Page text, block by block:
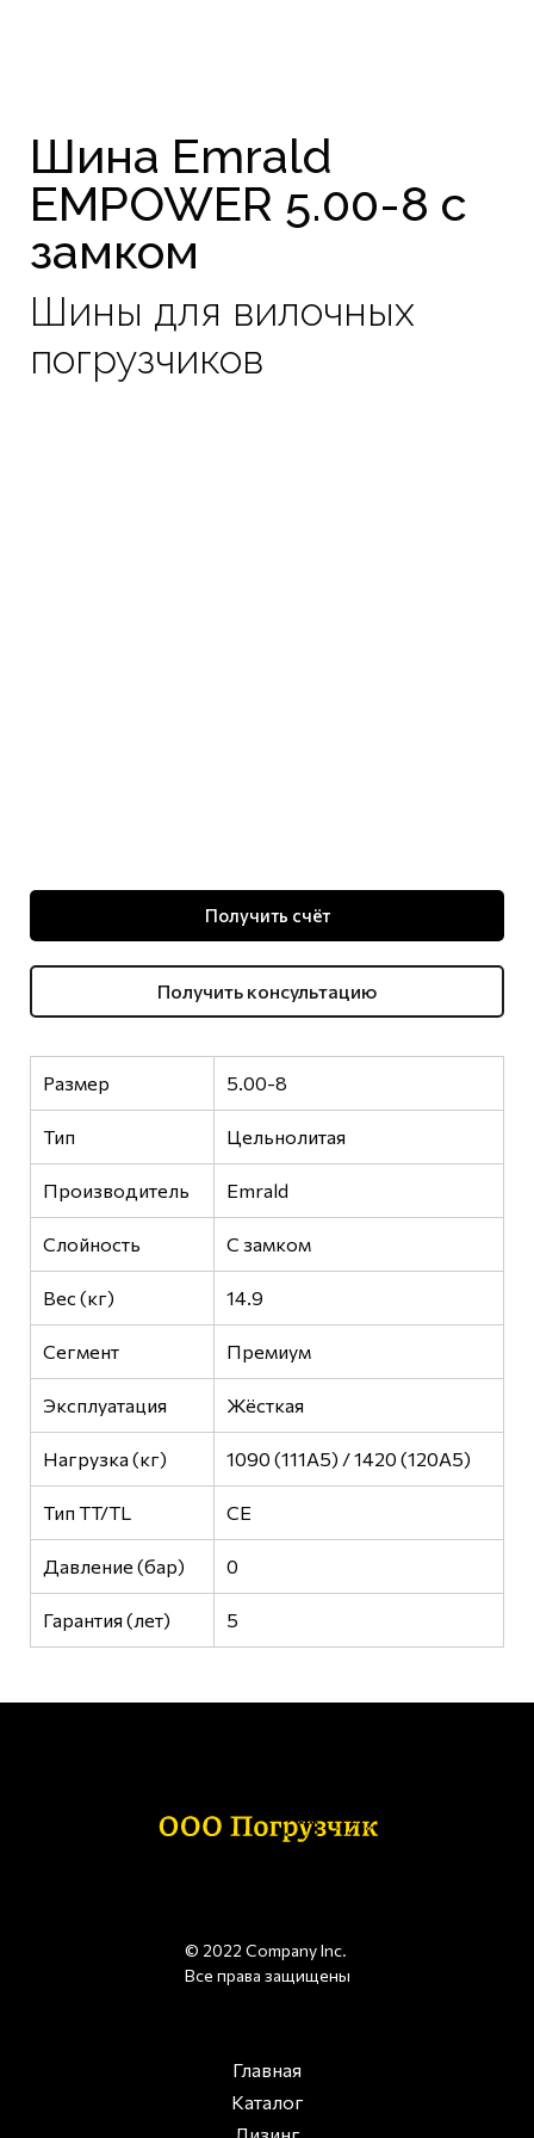
Шина Emrald
EMPOWER 5.00-8 с
замком
Шины для вилочных
погрузчиков
Получить счёт
Получить консультацию
Размер 5.00-8
Тип Цельнолитая
Производитель Emrald
Слойность С замком
Вес (кг) 14.9
Сегмент Премиум
Эксплуатация Жёсткая
Нагрузка (кг) 1090 (111A5) / 1420 (120A5)
Тип TT/TL CE
Давление (бар) 0
Гарантия (лет) 5
© 2022 Company Inc.
Все права защищены
Главная
Каталог